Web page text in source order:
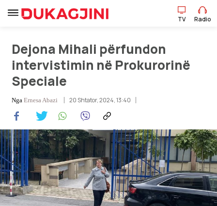
TV Radio
Lajme
Sport
Pikëpamje
Art Jete
Kulturë
TV Radio
Dejona Mihali përfundon
intervistimin në Prokurorinë
Speciale
Nga Ernesa Abazi 20 Shtator, 2024, 13:40